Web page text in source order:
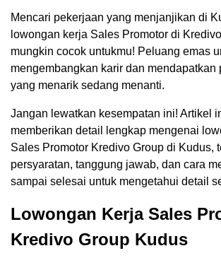
Mencari pekerjaan yang menjanjikan di
lowongan kerja Sales Promotor di
mungkin cocok untukmu! Peluang emas
mengembangkan karir dan mendapatkan
yang menarik sedang menanti.
Jangan lewatkan kesempatan ini! Artikel
memberikan detail lengkap mengenai
Sales Promotor Kredivo Group di Kudus,
persyaratan, tanggung jawab, dan cara
sampai selesai untuk mengetahui detail
Lowongan Kerja Sales
Kredivo Group Kudus